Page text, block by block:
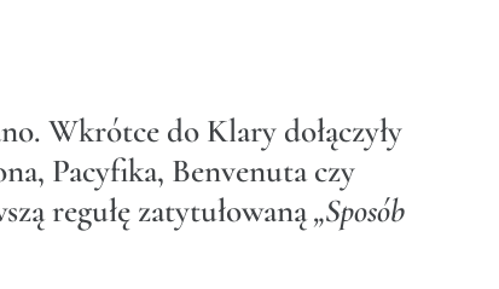
Wkrótce do Klary dołączyły
Pacyfika, Benvenuta czy
regułę zatytułowaną„Sposób